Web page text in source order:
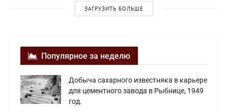
ЗАГРУЗИТЬ БОЛЬШЕ
Популярное за неделю
Добыча сахарного известняка в карьере
для цементного завода в Рыбнице, 1949
год.